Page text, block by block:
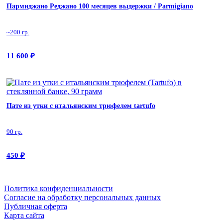
Пармиджано Реджано 100 месяцев выдержки / Parmigiano
~200 гр.
11 600 ₽
Пате из утки с итальянским трюфелем tartufo
90 гр.
450 ₽
Политика конфиденциальности
Cогласие на обработку персональных данных
Публичная оферта
Карта сайта